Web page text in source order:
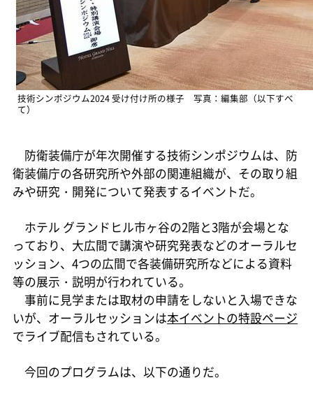
技術シンポジウム2024 受け付け所の様子 写真：編集部（以下すべ
て）
防衛装備庁が年次開催する技術シンポジウムは、防
衛装備庁の各研究所や外部の関連組織が、その取り組
みや研究・開発について発表するイベントだ。
ホテル グランドヒル市ヶ谷の2階と3階が会場とな
っており、大広間で講演や研究発表などのオーラルセ
ッション、4つの広間で各装備研究所などによる資料
等の展示・説明が行われている。
事前に見学または取材の申請をしないと入場できな
いが、オーラルセッションは本イベントの特設ページ
でライブ配信もされている。
今回のプログラムは、以下の通りだ。